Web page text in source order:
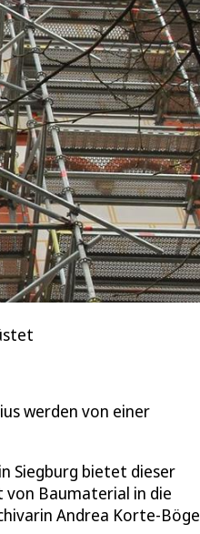
werden von einer
Siegburg bietet dieser
von Baumaterial in die
Andrea Korte-Böge